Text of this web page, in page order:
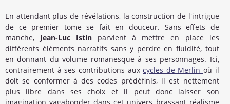
En attendant plus de révélations, la construction de l'intrigue
de ce premier tome se fait en douceur. Sans effets de
manche, Jean-Luc Istin parvient à mettre en place les
différents éléments narratifs sans y perdre en fluidité, tout
en donnant du volume romanesque à ses personnages. Ici,
contrairement à ses contributions auxcycles de Merlin où il
doit se conformer à des codes prédéfinis, il est nettement
plus libre dans ses choix et il peut donc laisser son